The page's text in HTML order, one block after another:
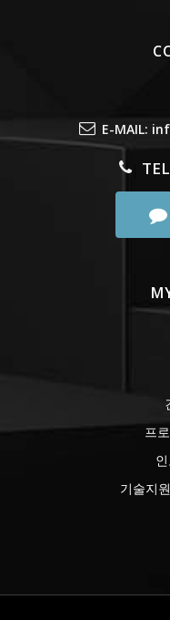
E-MAIL:
프
기술지